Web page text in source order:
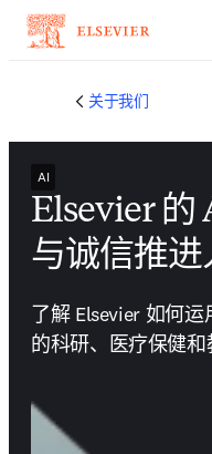
关于我们
AI
Elsevier 的
与诚信推进
了解 Elsevier 如何
的科研、医疗保健和